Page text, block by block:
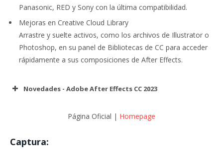
Panasonic, RED y Sony con la última compatibilidad.
Mejoras en Creative Cloud Library
Arrastre y suelte activos, como los archivos de Illustrator o
Photoshop, en su panel de Bibliotecas de CC para acceder
rápidamente a sus composiciones de After Effects.
Novedades - Adobe After Effects CC 2023
Página Oficial | Homepage
Captura: